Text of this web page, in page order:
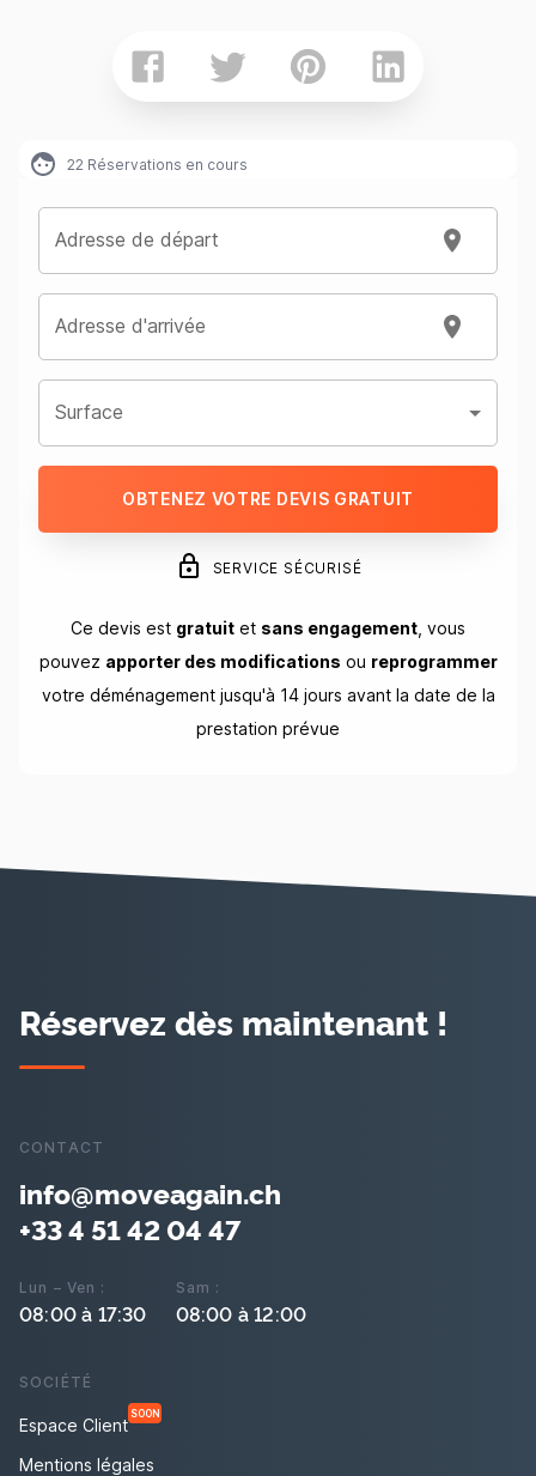
22 Réservations en cours
Adresse de départ
Adresse d'arrivée
Surface
OBTENEZ VOTRE DEVIS GRATUIT
SERVICE SÉCURISÉ
Ce devis est gratuit et sans engagement , vous
pouvez apporter des modifications ou reprogrammer
votre déménagement jusqu'à 14 jours avant la date de la
prestation prévue
Réservez dès maintenant !
CONTACT
info@moveagain.ch
+33 4 51 42 04 47
Lun – Ven :
08:00 à 17:30
Sam :
08:00 à 12:00
SOCIÉTÉ
Espace Client
SOON
Mentions légales